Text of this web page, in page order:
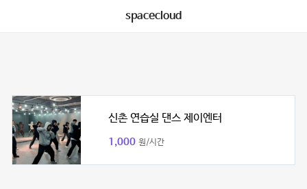
spacecloud
신촌 연습실 댄스 제이엔터
1,000 원/시간